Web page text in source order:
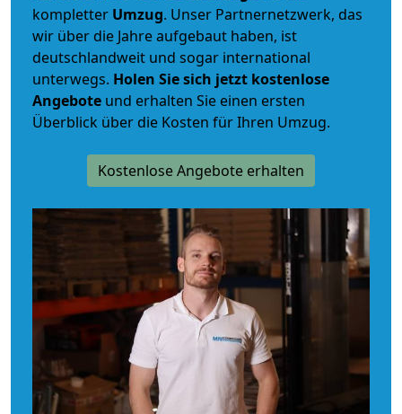
kompletter Umzug. Unser Partnernetzwerk, das
wir über die Jahre aufgebaut haben, ist
deutschlandweit und sogar international
unterwegs. Holen Sie sich jetzt kostenlose
Angebote und erhalten Sie einen ersten
Überblick über die Kosten für Ihren Umzug.
Kostenlose Angebote erhalten